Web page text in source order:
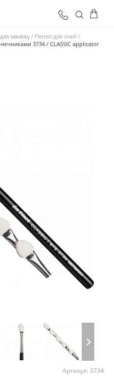
макіяжу
Пензлі для очей
3734 / CLASSIC applicator
Артикул: 3734